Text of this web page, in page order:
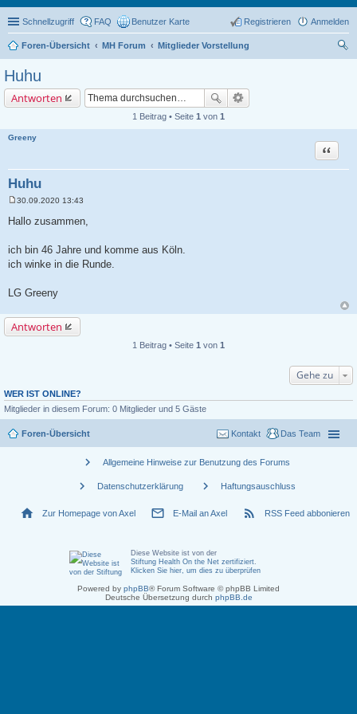
Schnellzugriff FAQ Benutzer Karte Anmelden
Registrieren
Foren-Übersicht MH Forum
Mitglieder Vorstellung
Huhu
Antworten
1 Beitrag • Seite 1 von 1
Greeny
Huhu
Zitat
e
i
r
a
g
30.09.2020 13:43
Hallo zusammen,
ich bin 46 Jahre und komme aus Köln.
ich winke in die Runde.
LG Greeny
Antworten
1 Beitrag • Seite 1 von 1
Gehe zu
WER IST ONLINE?
Mitglieder in diesem Forum: 0 Mitglieder und 5 Gäste
Foren-Übersicht Das Team
Kontakt
chevron_right Allgemeine Hinweise zur Benutzung des Forums
chevron_right Datenschutzerklärung chevron_right Haftungsauschluss
home Zur Homepage von Axel mail_outline E-Mail an Axel rss_feed RSS Feed abbonieren
Diese Website ist von der
Stiftung Health On the Net zertifiziert
Klicken Sie hier, um dies zu überprüfen
Powered by phpBB® Forum Software © phpBB Limited
Deutsche Übersetzung durch phpBB.de